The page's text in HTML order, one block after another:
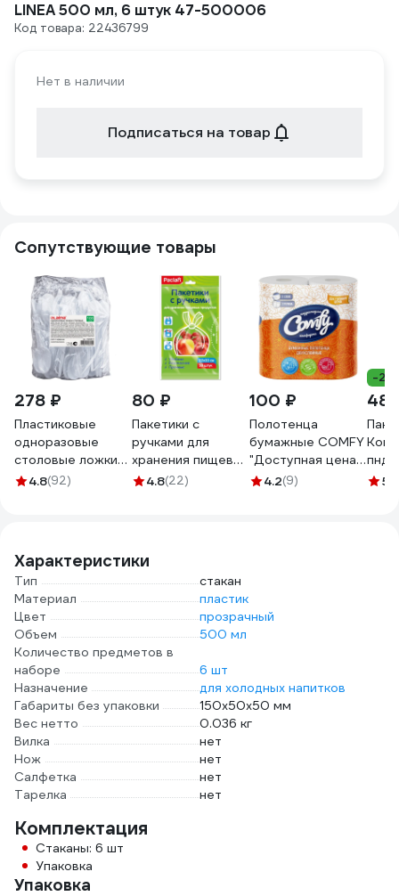
LINEA 500 мл, 6 штук 47-500006
Код товара: 22436799
Нет в наличии
Подписаться на товар
Сопутствующие товары
278 ₽
Пластиковые
одноразовые
столовые ложки
ЛАЙМА Бюджет,
4.8(92)
80 ₽
Пакетики с
ручками для
хранения пищевых
продуктов Paclan
4.8(22)
100 ₽
Полотенца
бумажные COMFY
"Доступная цена"
2-сл. 2 рул./вл.12
4.2(9)
-
пнд,
5
Характеристики
Тип
стакан
Материал
пластик
Цвет
прозрачный
Объем
500 мл
Количество предметов в
наборе
6 шт
Назначение
для холодных напитков
Габариты без упаковки
150х50х50 мм
Вес нетто
0.036 кг
Вилка
нет
Нож
нет
Салфетка
нет
Тарелка
нет
Комплектация
Стаканы: 6 шт
Упаковка
Упаковка